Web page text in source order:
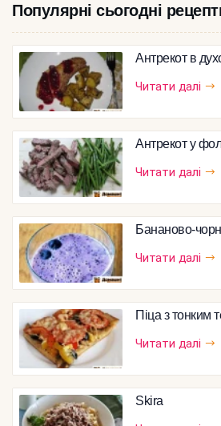
Популярні сьогодні
Антрекот в
Читати далі
Антрекот у
Читати далі
Бананово-
Читати далі
Піца з тонким
Читати далі
Skira